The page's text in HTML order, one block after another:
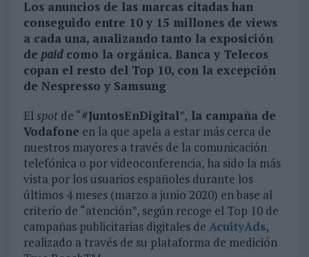
Los anuncios de las marcas citadas han
conseguido entre 10 y 15 millones de views
a cada una, analizando tanto la exposición
de paidcomo la orgánica. Banca y Telecos
copan el resto del Top 10, con la excepción
de Nespresso y Samsung
Elspot de “#JuntosEnDigital”, la campaña de
Vodafone en la que apela a estar más cerca de
nuestros mayores a través de la comunicación
telefónica o por videoconferencia, ha sido la más
vista por los usuarios españoles durante los
últimos 4 meses (marzo a junio 2020) en base al
criterio de “atención”, según recoge el Top 10 de
campañas publicitarias digitales de AcuityAds,
realizado a través de su plataforma de medición